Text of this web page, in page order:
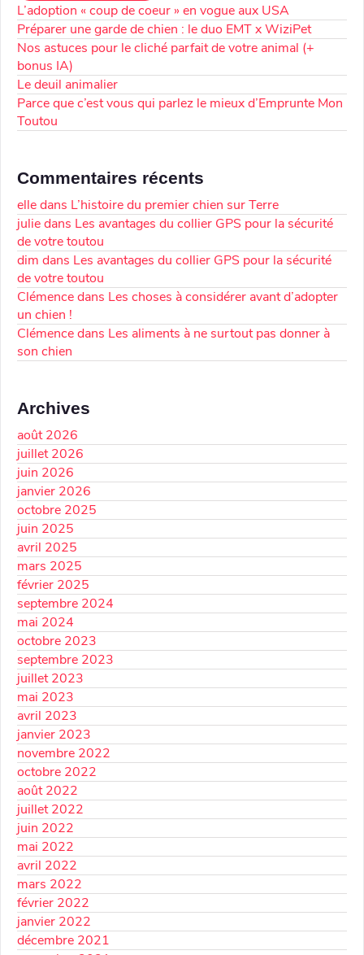
L’adoption « coup de coeur » en vogue aux USA
Préparer une garde de chien : le duo EMT x WiziPet
Nos astuces pour le cliché parfait de votre animal (+
bonus IA)
Le deuil animalier
Parce que c’est vous qui parlez le mieux d’Emprunte Mon
Toutou
Commentaires récents
elledans L’histoire du premier chien sur Terre
juliedans Les avantages du collier GPS pour la sécurité
de votre toutou
dim dans Les avantages du collier GPS pour la sécurité
de votre toutou
Clémencedans Les choses à considérer avant d’adopter
un chien !
Clémencedans Les aliments à ne surtout pas donner à
son chien
Archives
août 2026
juillet 2026
juin 2026
janvier 2026
octobre 2025
juin 2025
avril 2025
mars 2025
février 2025
septembre 2024
mai 2024
octobre 2023
septembre 2023
juillet 2023
mai 2023
avril 2023
janvier 2023
novembre 2022
octobre 2022
août 2022
juillet 2022
juin 2022
mai 2022
avril 2022
mars 2022
février 2022
janvier 2022
décembre 2021